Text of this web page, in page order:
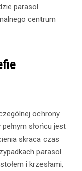
parasol
centrum
ochrony
słońcu jest
skraca czas
parasol
i krzesłami,